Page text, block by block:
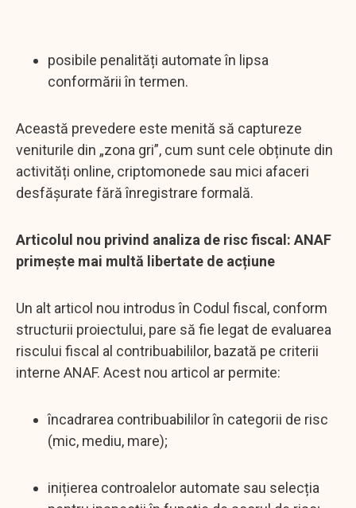
posibile penalități automate în lipsa
conformării în termen.
Această prevedere este menită să captureze
veniturile din „zona gri”, cum sunt cele obținute din
activități online, criptomonede sau mici afaceri
desfășurate fără înregistrare formală.
Articolul nou privind analiza de risc fiscal: ANAF
primește mai multă libertate de acțiune
Un alt articol nou introdus în Codul fiscal, conform
structurii proiectului, pare să fie legat de evaluarea
riscului fiscal al contribuabililor, bazată pe criterii
interne ANAF. Acest nou articol ar permite:
încadrarea contribuabililor în categorii de risc
(mic, mediu, mare);
inițierea controalelor automate sau selecția